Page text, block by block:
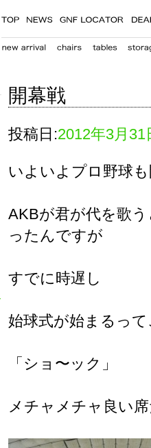
開幕戦
投稿日:2012年3月31
いよいよプロ野球
AKBが君が代を歌
ったんですが
すでに時遅し
始球式が始まるっ
「ショ〜ック」
メチャメチャ良い